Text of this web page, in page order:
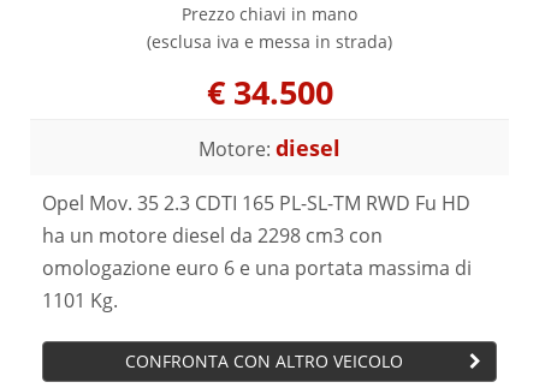
Prezzo chiavi in mano
(esclusa iva e messa in strada)
€ 34.500
Motore: diesel
Opel Mov. 35 2.3 CDTI 165 PL-SL-TM RWD Fu HD
ha un motore diesel da 2298 cm3 con
omologazione euro 6 e una portata massima di
1101 Kg.
CONFRONTA CON ALTRO VEICOLO